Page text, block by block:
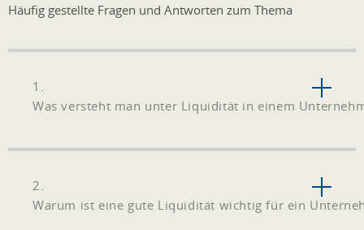
Häufig gestellte Fragen und Antworten zum Thema
1.
Was versteht man unter Liquidität in einem
2.
Warum ist eine gute Liquidität wichtig für ein